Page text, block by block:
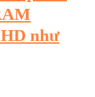
như